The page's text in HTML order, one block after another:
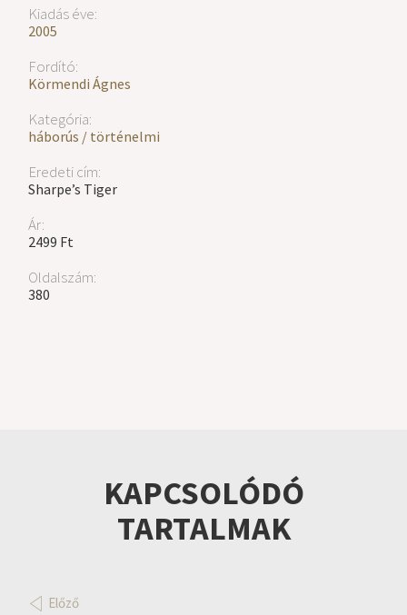
Kiadás éve:
2005
Fordító:
Körmendi Ágnes
Kategória:
háborús / történelmi
Eredeti cím:
Sharpe’s Tiger
Ár:
2499 Ft
Oldalszám:
380
KAPCSOLÓDÓ
TARTALMAK
Előző